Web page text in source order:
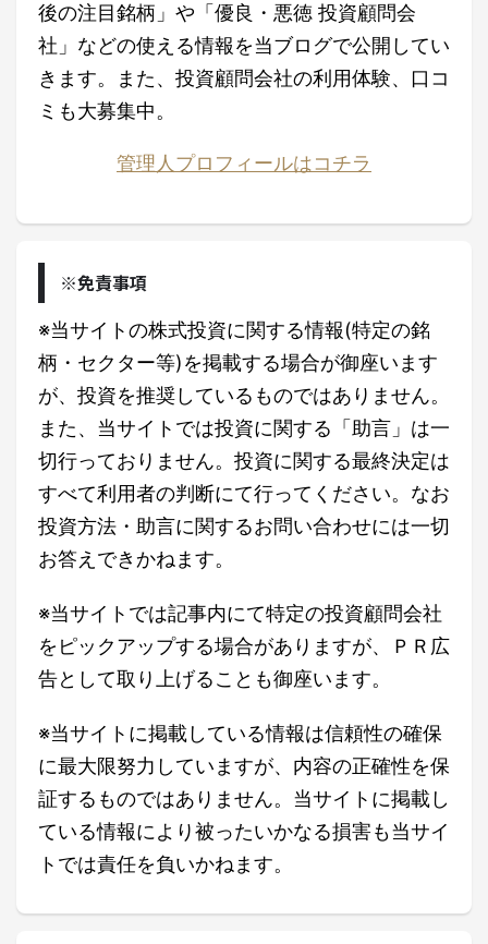
後の注目銘柄」や「優良・悪徳 投資顧問会
社」などの使える情報を当ブログで公開してい
きます。また、投資顧問会社の利用体験、口コ
ミも大募集中。
管理人プロフィールはコチラ
※免責事項
※当サイトの株式投資に関する情報(特定の銘
柄・セクター等)を掲載する場合が御座います
が、投資を推奨しているものではありません。
また、当サイトでは投資に関する「助言」は一
切行っておりません。投資に関する最終決定は
すべて利用者の判断にて行ってください。なお
投資方法・助言に関するお問い合わせには一切
お答えできかねます。
※当サイトでは記事内にて特定の投資顧問会社
をピックアップする場合がありますが、ＰＲ広
告として取り上げることも御座います。
※当サイトに掲載している情報は信頼性の確保
に最大限努力していますが、内容の正確性を保
証するものではありません。当サイトに掲載し
ている情報により被ったいかなる損害も当サイ
トでは責任を負いかねます。